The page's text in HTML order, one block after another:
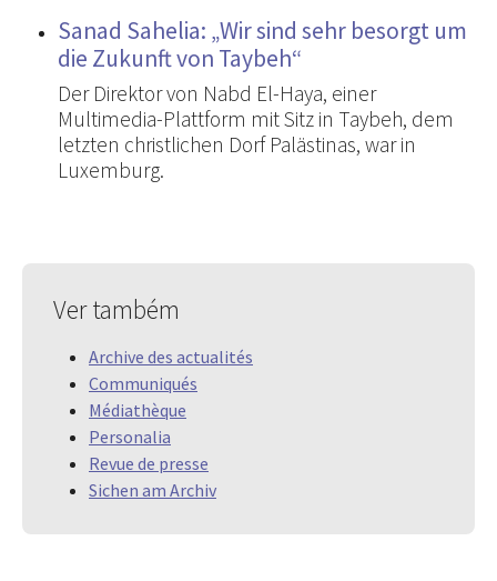
Sanad Sahelia: „Wir sind sehr besorgt um
die Zukunft von Taybeh“
Der Direktor von Nabd El-Haya, einer
Multimedia-Plattform mit Sitz in Taybeh, dem
letzten christlichen Dorf Palästinas, war in
Luxemburg.
Ver também
Archive des actualités
Communiqués
Médiathèque
Personalia
Revue de presse
Sichen am Archiv